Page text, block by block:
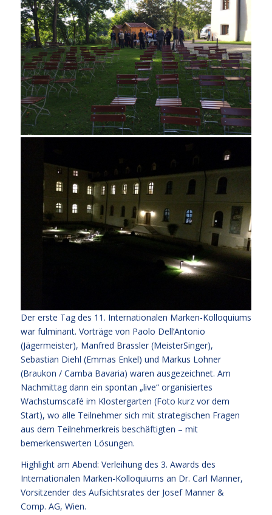
Der erste Tag des 11. Internationalen Marken-Kolloquiums
war fulminant. Vorträge von Paolo Dell’Antonio
(Jägermeister), Manfred Brassler (MeisterSinger),
Sebastian Diehl (Emmas Enkel) und Markus Lohner
(Braukon / Camba Bavaria) waren ausgezeichnet. Am
Nachmittag dann ein spontan „live“ organisiertes
Wachstumscafé im Klostergarten (Foto kurz vor dem
Start), wo alle Teilnehmer sich mit strategischen Fragen
aus dem Teilnehmerkreis beschäftigten – mit
bemerkenswerten Lösungen.
Highlight am Abend: Verleihung des 3. Awards des
Internationalen Marken-Kolloquiums an Dr. Carl Manner,
Vorsitzender des Aufsichtsrates der Josef Manner &
Comp. AG, Wien.